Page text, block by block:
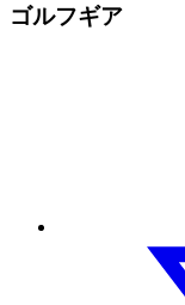
ゴルフギア